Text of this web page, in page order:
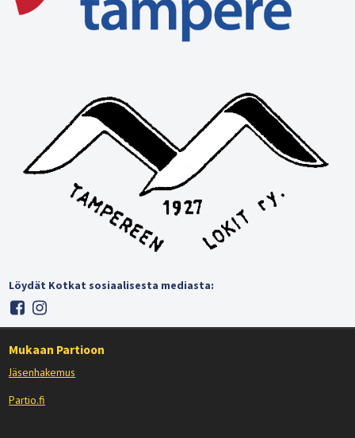
Löydät Kotkat sosiaalisesta mediasta:
Mukaan Partioon
Jäsenhakemus
Partio.fi